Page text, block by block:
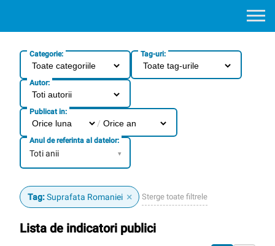
Categorie: Tag-uri:
Autor:
Publicat in:
/
Anul de referinta al datelor:
Toti anii ▾
Tag:Suprafata Romaniei × Sterge toate filtrele
Lista de indicatori publici